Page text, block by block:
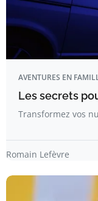
AVENTURES EN
Les secrets
Transformez vos
Romain Lefèvre